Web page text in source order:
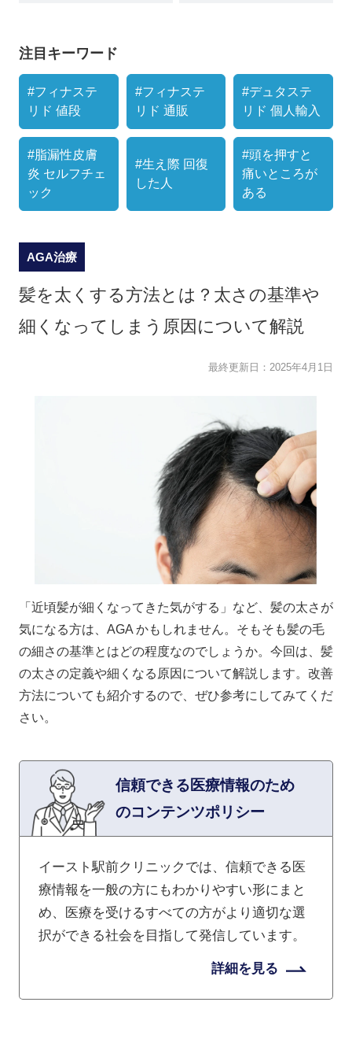
注目キーワード
#フィナステ
リド 値段
#フィナステ
リド 通販
#デュタステ
リド 個人輸入
#脂漏性皮膚
炎 セルフチェ
ック
#生え際 回復
した人
#頭を押すと
痛いところが
ある
AGA治療
髪を太くする方法とは？太さの基準や
細くなってしまう原因について解説
最終更新日：2025年4月1日
「近頃髪が細くなってきた気がする」など、髪の太さが
気になる方は、AGA かもしれません。そもそも髪の毛
の細さの基準とはどの程度なのでしょうか。今回は、髪
の太さの定義や細くなる原因について解説します。改善
方法についても紹介するので、ぜひ参考にしてみてくだ
さい。
信頼できる医療情報のため
のコンテンツポリシー
イースト駅前クリニックでは、信頼できる医
療情報を一般の方にもわかりやすい形にまと
め、医療を受けるすべての方がより適切な選
択ができる社会を目指して発信しています。
詳細を見る